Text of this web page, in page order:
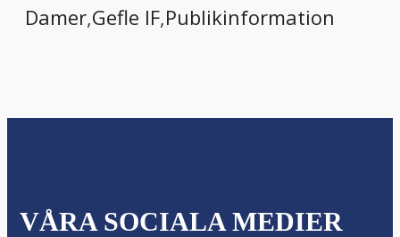
Damer,Gefle IF,Publikinformation
VÅRA SOCIALA MEDIER